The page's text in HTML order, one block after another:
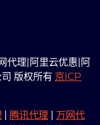
理|阿里云优惠|阿
版权所有 京ICP
腾讯代理
万网代